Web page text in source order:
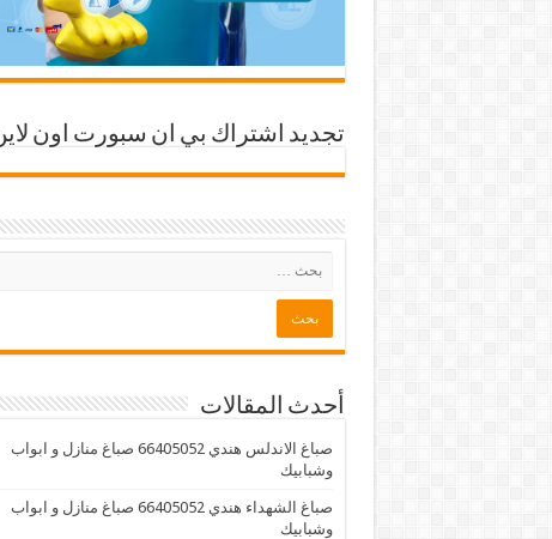
تجديد اشتراك بي ان سبورت اون
أحدث المقالات
صباغ الاندلس هندي 66405052 صباغ منازل و ابواب
وشبابيك
صباغ الشهداء هندي 66405052 صباغ منازل و ابواب
وشبابيك